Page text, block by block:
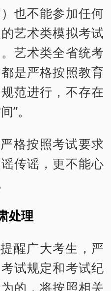
也不能参加任何
艺术类模拟考试
艺术类全省统考
是严格按照教育
范进行，不存在
”。
格按照考试要求
传谣，更不能心
处理
醒广大考生，严
试规定和考试纪
的，将按照相关